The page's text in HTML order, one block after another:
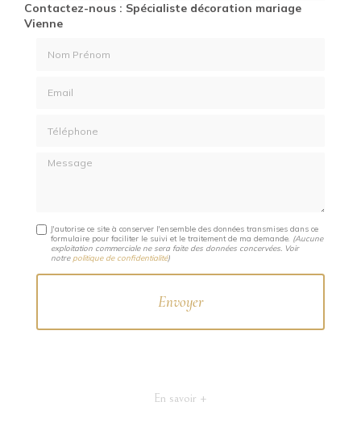
Contactez-nous : Spécialiste décoration mariage
Vienne
Message
J'autorise ce site à conserver l'ensemble des données transmises dans ce
formulaire pour faciliter le suivi et le traitement de ma demande. (Aucune
exploitation commerciale ne sera faite des données concervées. Voir
notre politique de confidentialité)
En savoir +